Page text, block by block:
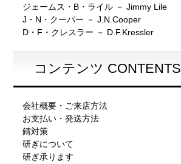
ジェームス・B・ライル － Jimmy Lile
J・N・クーパー － J.N.Cooper
D・F・クレスラー － D.F.Kressler
コンテンツ CONTENTS
会社概要・ご来店方法
お支払い・発送方法
錆対策
研ぎについて
研ぎ承ります